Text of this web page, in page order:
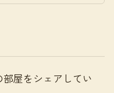
屋をシェアしてい